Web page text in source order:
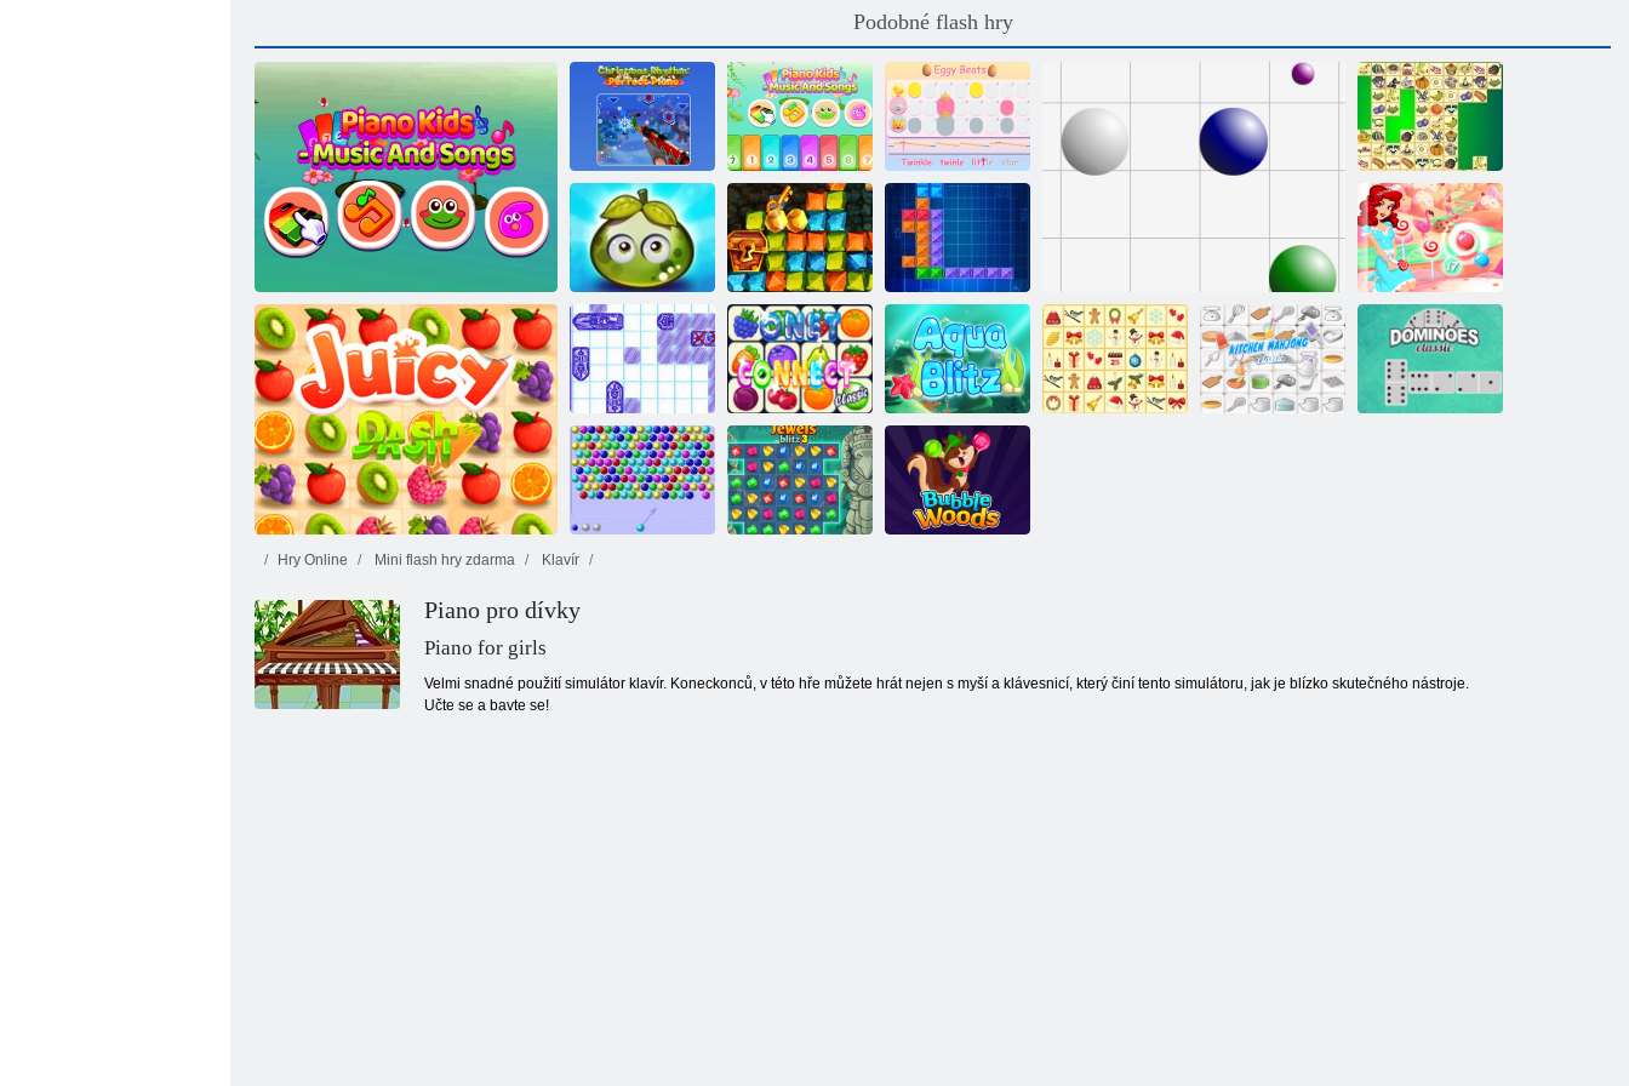
Podobné flash hry
Hudba a písničky pro děti na klavír
Vánoční rytmus:
Perfektní klavír
Děti u klavíru -
Hudba a
písničky
Kousek na vejce Kris Mahjong
Dobrodružství
šťavnatých
bobulí
Gold Rush:
Treasure Hunter
Tentriks Cukroví bubliny
Moře boj Onet Connect Aqua Blitz
Hry Online Mini flash hry zdarma Klavír
Piano pro dívky
Piano for girls
Velmi snadné použití simulátor klavír. Koneckonců, v této hře můžete hrát nejen s myší a klávesnicí, který činí tento simulátoru, jak je blízko skutečného nástroje.
Učte se a bavte se!